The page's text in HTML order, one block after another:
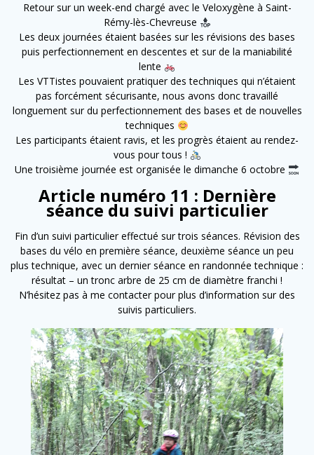
Retour sur un week-end chargé avec le Veloxygène à Saint-
Rémy-lès-Chevreuse
Les deux journées étaient basées sur les révisions des bases
puis perfectionnement en descentes et sur de la maniabilité
lente
Les VTTistes pouvaient pratiquer des techniques qui n’étaient
pas forcément sécurisante, nous avons donc travaillé
longuement sur du perfectionnement des bases et de nouvelles
techniques
Les participants étaient ravis, et les progrès étaient au rendez-
vous pour tous !
Une troisième journée est organisée le dimanche 6 octobre
Article numéro 11 : Dernière
séance du suivi particulier
Fin d’un suivi particulier effectué sur trois séances. Révision des
bases du vélo en première séance, deuxième séance un peu
plus technique, avec un dernier séance en randonnée technique :
résultat – un tronc arbre de 25 cm de diamètre franchi !
N’hésitez pas à me contacter pour plus d’information sur des
suivis particuliers.